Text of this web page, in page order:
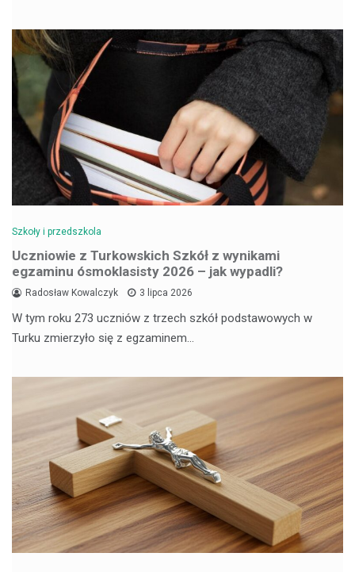
Szkoły i przedszkola
Uczniowie z Turkowskich Szkół z wynikami
egzaminu ósmoklasisty 2026 – jak wypadli?
Radosław Kowalczyk 3 lipca 2026
W tym roku 273 uczniów z trzech szkół podstawowych w
Turku zmierzyło się z egzaminem…